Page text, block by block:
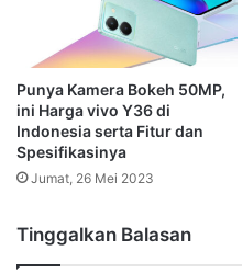
Punya Kamera Bokeh 50MP,
ini Harga vivo Y36 di
Indonesia serta Fitur dan
Spesifikasinya
Jumat, 26 Mei 2023
Tinggalkan Balasan